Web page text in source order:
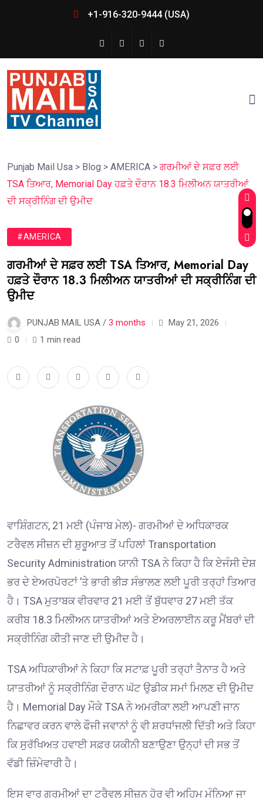
+1-916-320-9444 (USA)
Punjab Mail Usa > Blog > AMERICA > ਗਰਮੀਆਂ ਦੇ ਸਫ਼ਰ ਲਈ
TSA ਤਿਆਰ, Memorial Day ਹਫ਼ਤੇ ਦੌਰਾਨ 18.3 ਮਿਲੀਅਨ ਯਾਤਰੀਆਂ
ਦੀ ਸਕ੍ਰੀਨਿੰਗ ਦੀ ਉਮੀਦ
#AMERICA
ਗਰਮੀਆਂ ਦੇ ਸਫ਼ਰ ਲਈ TSA ਤਿਆਰ, Memorial Day
ਹਫ਼ਤੇ ਦੌਰਾਨ 18.3 ਮਿਲੀਅਨ ਯਾਤਰੀਆਂ ਦੀ ਸਕ੍ਰੀਨਿੰਗ ਦੀ
ਉਮੀਦ
PUNJAB MAIL USA / 3 months
May 21, 2026
0
1 min read
ਵਾਸ਼ਿੰਗਟਨ, 21 ਮਈ (ਪੰਜਾਬ ਮੇਲ)- ਗਰਮੀਆਂ ਦੇ ਅਧਿਕਾਰਕ
ਟਰੈਵਲ ਸੀਜ਼ਨ ਦੀ ਸ਼ੁਰੂਆਤ ਤੋਂ ਪਹਿਲਾਂ Transportation
Security Administration ਯਾਨੀ TSA ਨੇ ਕਿਹਾ ਹੈ ਕਿ ਏਜੰਸੀ ਦੇਸ਼
ਭਰ ਦੇ ਏਅਰਪੋਰਟਾਂ ’ਤੇ ਭਾਰੀ ਭੀੜ ਸੰਭਾਲਣ ਲਈ ਪੂਰੀ ਤਰ੍ਹਾਂ ਤਿਆਰ
ਹੈ। TSA ਮੁਤਾਬਕ ਵੀਰਵਾਰ 21 ਮਈ ਤੋਂ ਬੁੱਧਵਾਰ 27 ਮਈ ਤੱਕ
ਕਰੀਬ 18.3 ਮਿਲੀਅਨ ਯਾਤਰੀਆਂ ਅਤੇ ਏਅਰਲਾਈਨ ਕਰੂ ਮੈਂਬਰਾਂ ਦੀ
ਸਕ੍ਰੀਨਿੰਗ ਕੀਤੀ ਜਾਣ ਦੀ ਉਮੀਦ ਹੈ।
TSA ਅਧਿਕਾਰੀਆਂ ਨੇ ਕਿਹਾ ਕਿ ਸਟਾਫ਼ ਪੂਰੀ ਤਰ੍ਹਾਂ ਤੈਨਾਤ ਹੈ ਅਤੇ
ਯਾਤਰੀਆਂ ਨੂੰ ਸਕ੍ਰੀਨਿੰਗ ਦੌਰਾਨ ਘੱਟ ਉਡੀਕ ਸਮਾਂ ਮਿਲਣ ਦੀ ਉਮੀਦ
ਹੈ। Memorial Day ਮੌਕੇ TSA ਨੇ ਅਮਰੀਕਾ ਲਈ ਆਪਣੀ ਜਾਨ
ਨਿਛਾਵਰ ਕਰਨ ਵਾਲੇ ਫੌਜੀ ਜਵਾਨਾਂ ਨੂੰ ਵੀ ਸ਼ਰਧਾਂਜਲੀ ਦਿੱਤੀ ਅਤੇ ਕਿਹਾ
ਕਿ ਸੁਰੱਖਿਅਤ ਹਵਾਈ ਸਫ਼ਰ ਯਕੀਨੀ ਬਣਾਉਣਾ ਉਨ੍ਹਾਂ ਦੀ ਸਭ ਤੋਂ
ਵੱਡੀ ਜ਼ਿੰਮੇਵਾਰੀ ਹੈ।
ਇਸ ਵਾਰ ਗਰਮੀਆਂ ਦਾ ਟਰੈਵਲ ਸੀਜ਼ਨ ਹੋਰ ਵੀ ਅਹਿਮ ਮੰਨਿਆ ਜਾ